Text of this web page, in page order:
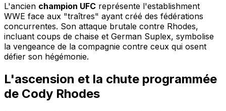
L'ancien champion UFC représente l'establishment
WWE face aux "traîtres" ayant créé des fédérations
concurrentes. Son attaque brutale contre Rhodes,
incluant coups de chaise et German Suplex, symbolise
la vengeance de la compagnie contre ceux qui osent
défier son hégémonie.
L'ascension et la chute programmée
de Cody Rhodes